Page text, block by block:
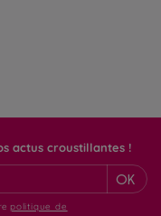
actus croustillantes !
OK
politique de